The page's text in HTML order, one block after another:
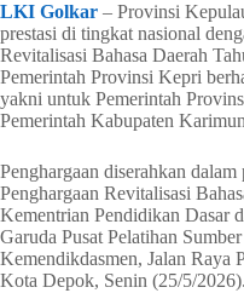
LKI Golkar – Provinsi
prestasi di tingkat nasional
Revitalisasi Bahasa Daerah
Pemerintah Provinsi Kepri
yakni untuk Pemerintah
Pemerintah Kabupaten
Penghargaan diserahkan dalam
Penghargaan Revitalisasi
Kementrian Pendidikan Dasar
Garuda Pusat Pelatihan
Kemendikdasmen, Jalan Raya
Kota Depok, Senin (25/5/2026).